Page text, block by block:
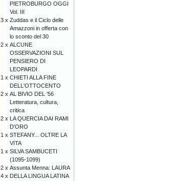
PIETROBURGO OGGI
Vol. III
3 x Zuddas e il Ciclo delle
Amazzoni in offerta con
lo sconto del 30
2 x ALCUNE
OSSERVAZIONI SUL
PENSIERO DI
LEOPARDI
1 x CHIETI ALLA FINE
DELL'OTTOCENTO
2 x AL BIVIO DEL '56
Letteratura, cultura,
critica
2 x LA QUERCIA DAI RAMI
D'ORO
1 x STEFANY... OLTRE LA
VITA
1 x SILVA SAMBUCETI
(1095-1099)
2 x Assunta Menna: LAURA
4 x DELLA LINGUA LATINA